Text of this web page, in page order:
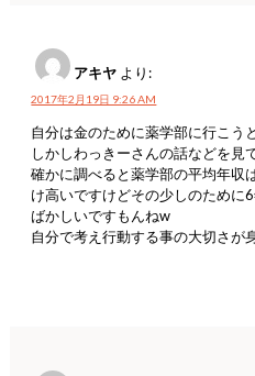
アキヤ より:
2017年2月19日 9:26 AM
自分は金のために薬学部に行こう
しかしわっきーさんの話などを見
確かに調べると薬学部の平均年収
け高いですけどその少しのために
ばかしいですもんねw
自分で考え行動する事の大切さが